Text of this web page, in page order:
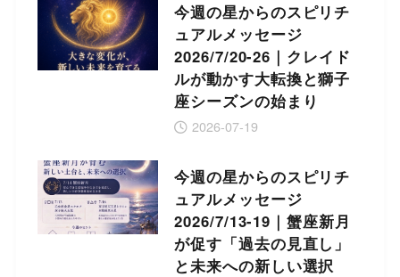
今週の星からのスピリチ
ュアルメッセージ
2026/7/20-26｜クレイド
ルが動かす大転換と獅子
座シーズンの始まり
2026-07-19
今週の星からのスピリチ
ュアルメッセージ
2026/7/13-19｜蟹座新月
が促す「過去の見直し」
と未来への新しい選択